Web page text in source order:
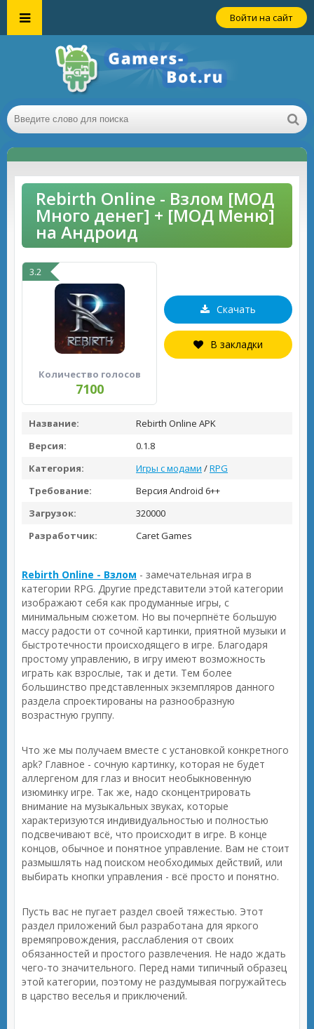
Войти на сайт
Rebirth Online - Взлом [МОД
Много денег] + [МОД Меню]
на Андроид
3.2
Количество голосов
7100
Скачать
В закладки
Название:
Rebirth Online APK
Версия:
0.1.8
Категория:
Игры с модами /RPG
Требование:
Версия Android 6++
Загрузок:
320000
Разработчик:
Caret Games
Rebirth Online - Взлом - замечательная игра в
категории RPG. Другие представители этой категории
изображают себя как продуманные игры, с
минимальным сюжетом. Но вы почерпнёте большую
массу радости от сочной картинки, приятной музыки и
быстротечности происходящего в игре. Благодаря
простому управлению, в игру имеют возможность
играть как взрослые, так и дети. Тем более
большинство представленных экземпляров данного
раздела спроектированы на разнообразную
возрастную группу.
Что же мы получаем вместе с установкой конкретного
apk? Главное - сочную картинку, которая не будет
аллергеном для глаз и вносит необыкновенную
изюминку игре. Так же, надо сконцентрировать
внимание на музыкальных звуках, которые
характеризуются индивидуальностью и полностью
подсвечивают всё, что происходит в игре. В конце
концов, обычное и понятное управление. Вам не стоит
размышлять над поиском необходимых действий, или
выбирать кнопки управления - всё просто и понятно.
Пусть вас не пугает раздел своей тяжестью. Этот
раздел приложений был разработана для яркого
времяпровождения, расслабления от своих
обязанностей и простого развлечения. Не надо ждать
чего-то значительного. Перед нами типичный образец
этой категории, поэтому не раздумывая погружайтесь
в царство веселья и приключений.